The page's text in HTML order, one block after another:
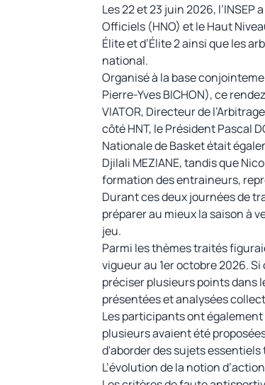
Les 22 et 23 juin 2026,
Officiels (HNO) et le Haut
Élite et d’Élite 2 ainsi que les
national.
Organisé à la base
Pierre-Yves BICHON), ce
VIATOR, Directeur de
côté HNT, le Président Pascal
Nationale de Basket était
Djilali MEZIANE, tandis que
formation des entraineurs,
Durant ces deux journées de
préparer au mieux la saison à
jeu.
Parmi les thèmes traités
vigueur au 1er octobre 2026.
préciser plusieurs points dans
présentées et analysées
Les participants ont
plusieurs avaient été
d'aborder des sujets essentiels
L’évolution de la notion